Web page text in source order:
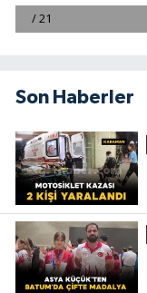
Son Haberler